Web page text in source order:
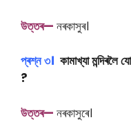
উত্তৰ— নৰকাসুৰ।
প্ৰশ্ন ৩। কামাখ্যা মন্দিৰলৈ
?
উত্তৰ— নৰকাসুৰে।